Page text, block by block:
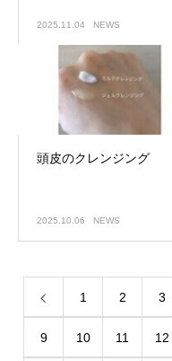
2025.11.04 NEWS
頭皮のクレンジング
2025.10.06 NEWS
1 2 3
9 10 11 12